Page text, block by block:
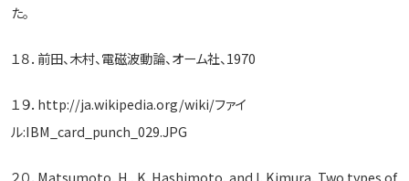
た。
１８．前田、木村、電磁波動論、オーム社、1970
１９．http://ja.wikipedia.org/wiki/ファイ
ル:IBM_card_punch_029.JPG
２０．Matsumoto, H., K. Hashimoto, and I. Kimura, Two types of